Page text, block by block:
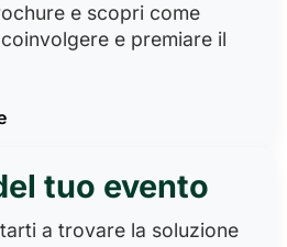
e scopri come
e premiare il
tuo evento
a trovare la soluzione